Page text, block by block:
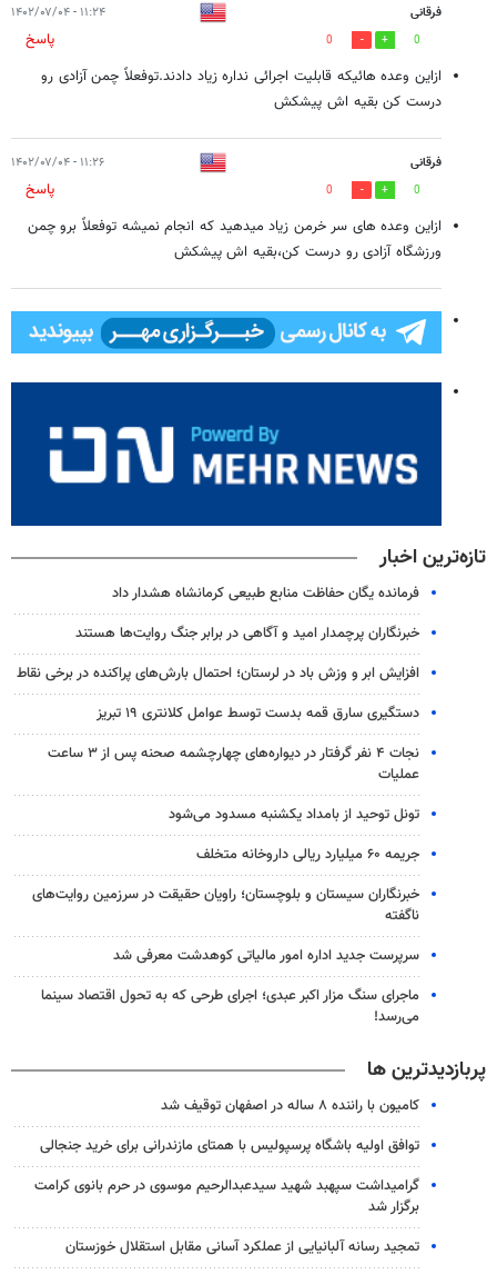
فرقانی ۱۱:۲۴ - ۱۴۰۲/۰۷/۰۴
0
0
پاسخ
ازاین وعده هائیکه قابلیت اجرائی نداره زیاد دادند.توفعلاً چمن آزادی رو
درست کن بقیه اش پیشکش
فرقانی ۱۱:۲۶ - ۱۴۰۲/۰۷/۰۴
0
0
پاسخ
ازاین وعده های سر خرمن زیاد میدهید که انجام نمیشه توفعلاً برو چمن
ورزشگاه آزادی رو درست کن،بقیه اش پیشکش
تازه‌ترین اخبار
فرمانده یگان حفاظت منابع طبیعی کرمانشاه هشدار داد
خبرنگاران پرچمدار امید و آگاهی در برابر جنگ روایت‌ها هستند
افزایش ابر و وزش باد در لرستان؛ احتمال بارش‌های پراکنده در برخی نقاط
دستگیری سارق قمه بدست توسط عوامل کلانتری ۱۹ تبریز
نجات ۴ نفر گرفتار در دیواره‌های چهارچشمه صحنه پس از ۳ ساعت
عملیات
تونل توحید از بامداد یکشنبه مسدود می‌شود
جریمه ۶۰ میلیارد ریالی داروخانه متخلف
خبرنگاران سیستان و بلوچستان؛ راویان حقیقت در سرزمین روایت‌های
ناگفته
سرپرست جدید اداره امور مالیاتی کوهدشت معرفی شد
ماجرای سنگ مزار اکبر عبدی؛ اجرای طرحی که به تحول اقتصاد سینما
می‌رسد!
پربازدیدترین ها
کامیون با راننده ۸ ساله در اصفهان توقیف شد
توافق اولیه باشگاه پرسپولیس با همتای مازندرانی برای خرید جنجالی
گرامیداشت سپهبد شهید سیدعبدالرحیم موسوی در حرم بانوی کرامت
برگزار شد
تمجید رسانه آلبانیایی از عملکرد آسانی مقابل استقلال خوزستان